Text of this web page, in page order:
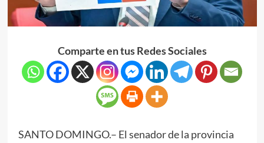
Comparte en tus Redes Sociales
SANTO DOMINGO.– El senador de la provincia